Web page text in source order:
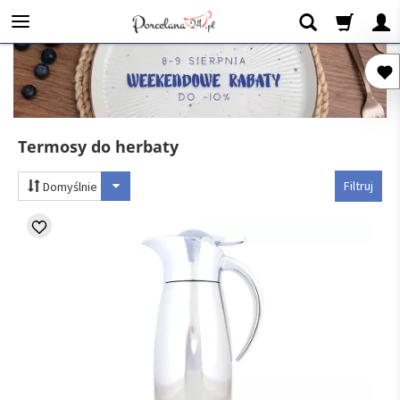
Termosy do herbaty
Filtruj
Domyślnie